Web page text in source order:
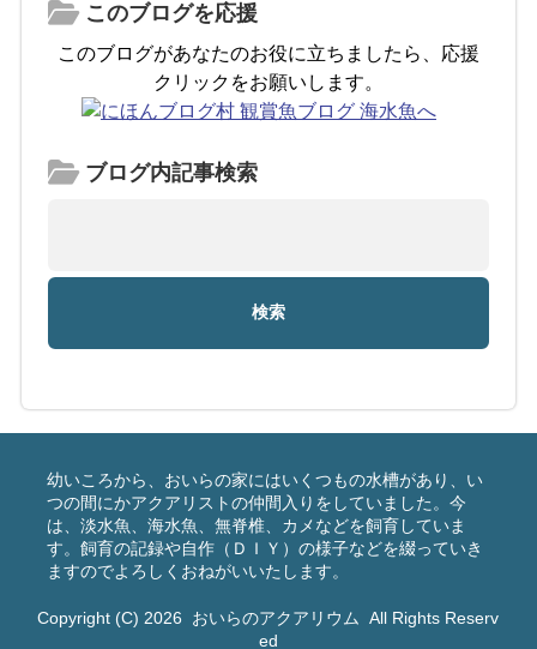
このブログを応援
このブログがあなたのお役に立ちましたら、応援
クリックをお願いします。
ブログ内記事検索
幼いころから、おいらの家にはいくつもの水槽があり、い
つの間にかアクアリストの仲間入りをしていました。今
は、淡水魚、海水魚、無脊椎、カメなどを飼育していま
す。飼育の記録や自作（ＤＩＹ）の様子などを綴っていき
ますのでよろしくおねがいいたします。
Copyright (C) 2026 おいらのアクアリウム
All Rights Reserv
ed